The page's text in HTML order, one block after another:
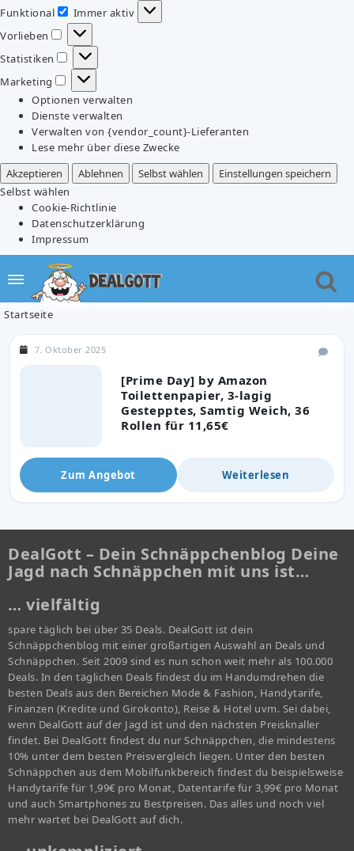
Funktional
Funktional
Immer aktiv
Vorlieben
Vorlieben
Statistiken
Statistiken
Marketing
Marketing
Optionen verwalten
Dienste verwalten
Verwalten von {vendor_count}-Lieferanten
Lese mehr über diese Zwecke
Akzeptieren
Ablehnen Selbst wählen
Einstellungen speichern
Selbst wählen
Cookie-Richtlinie
Datenschutzerklärung
Impressum
Startseite
[Prime Day] by Amazon
Toilettenpapier, 3-lagig
Gestepptes, Samtig Weich, 36
Rollen für 11,65€
7. Oktober 2025
Zum Angebot Weiterlesen
DealGott – Dein Schnäppchenblog Deine
Jagd nach Schnäppchen mit uns ist…
… vielfältig
spare täglich bei über 35 Deals. DealGott ist dein
Schnäppchenblog mit einer großartigen Auswahl an Deals und
Schnäppchen. Seit 2009 sind es nun schon weit mehr als 100.000
Deals. In den täglichen Deals findest du im Handumdrehen die
besten Deals aus den Bereichen Mode & Fashion, Handytarife,
Finanzen (Kredite und Girokonto), Reise & Hotel uvm. Sei dabei,
wenn DealGott auf der Jagd ist und den nächsten Preisknaller
findet. Bei DealGott findest du nur Schnäppchen, die mindestens
10% unter dem besten Preisvergleich liegen. Unter den besten
Schnäppchen aus dem Mobilfunkbereich findest du beispielsweise
Handytarife für 1,99€ pro Monat, Datentarife für 3,99€ pro Monat
und auch Smartphones zu Bestpreisen. Das alles und noch viel
mehr wartet bei DealGott auf dich.